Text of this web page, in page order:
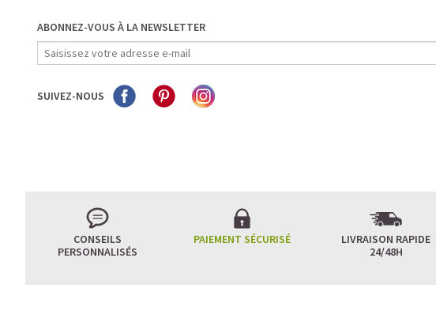
ABONNEZ-VOUS À LA NEWSLETTER
SUIVEZ-NOUS
CONSEILS
PERSONNALISÉS
PAIEMENT SÉCURISÉ
LIVRAISON RAPIDE
24/48H